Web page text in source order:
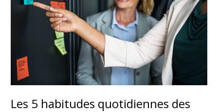
Les 5 habitudes quotidiennes des